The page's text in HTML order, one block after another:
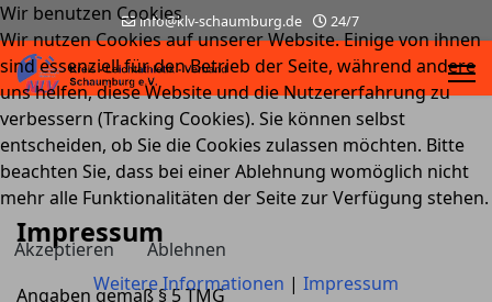
info@klv-schaumburg.de 24/7
Impressum
Angaben gemäß § 5 TMG
Wir benutzen Cookies
Wir nutzen Cookies auf unserer Website. Einige von ihnen
sind essenziell für den Betrieb der Seite, während andere
uns helfen, diese Website und die Nutzererfahrung zu
verbessern (Tracking Cookies). Sie können selbst
entscheiden, ob Sie die Cookies zulassen möchten. Bitte
beachten Sie, dass bei einer Ablehnung womöglich nicht
mehr alle Funktionalitäten der Seite zur Verfügung stehen.
Akzeptieren
Ablehnen
Weitere Informationen | Impressum